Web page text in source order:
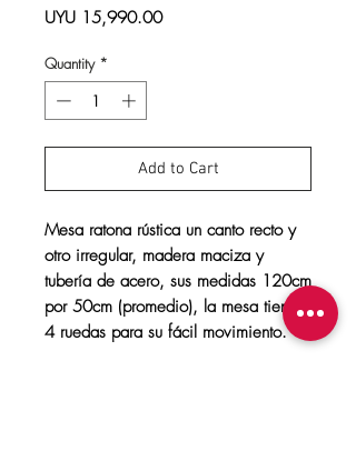
UYU 15,990.00Price
Quantity *
Add to Cart
Mesa ratona rústica un canto recto y
otro irregular, madera maciza y
tubería de acero, sus medidas 120cm
por 50cm (promedio), la mesa tiene
4 ruedas para su fácil movimiento.